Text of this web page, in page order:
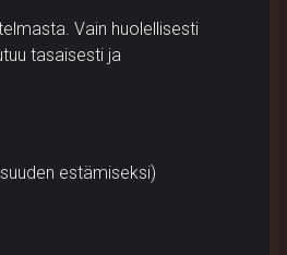
Vain huolellisesti
tasaisesti ja
estämiseksi)